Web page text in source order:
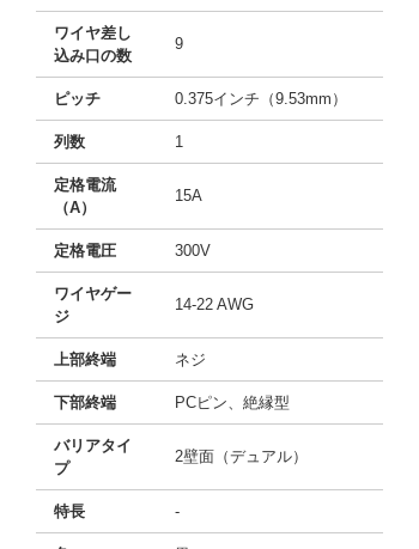
ワイヤ差し
込み口の数
9
ピッチ 0.375インチ（9.53mm）
列数 1
定格電流
（A）
15A
定格電圧 300V
ワイヤゲー
ジ
14-22 AWG
上部終端 ネジ
下部終端 PCピン、絶縁型
バリアタイ
プ
2壁面（デュアル）
特長 -